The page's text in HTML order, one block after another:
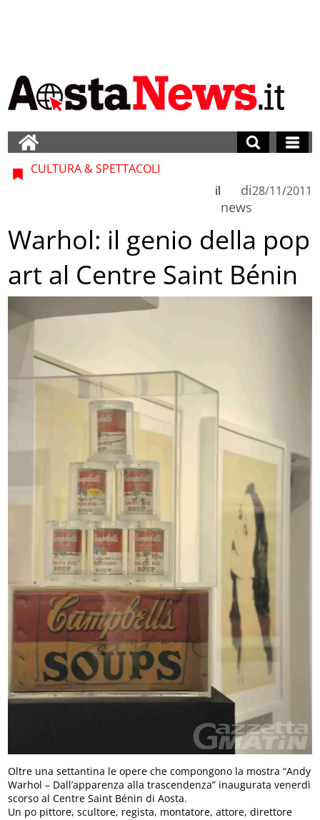
CULTURA & SPETTACOLI
di
news
il 28/11/2011
Warhol: il genio della pop
art al Centre Saint Bénin
Oltre una settantina le opere che compongono la mostra “Andy
Warhol – Dall’apparenza alla trascendenza” inaugurata venerdì
scorso al Centre Saint Bénin di Aosta.
Un po pittore, scultore, regista, montatore, attore, direttore